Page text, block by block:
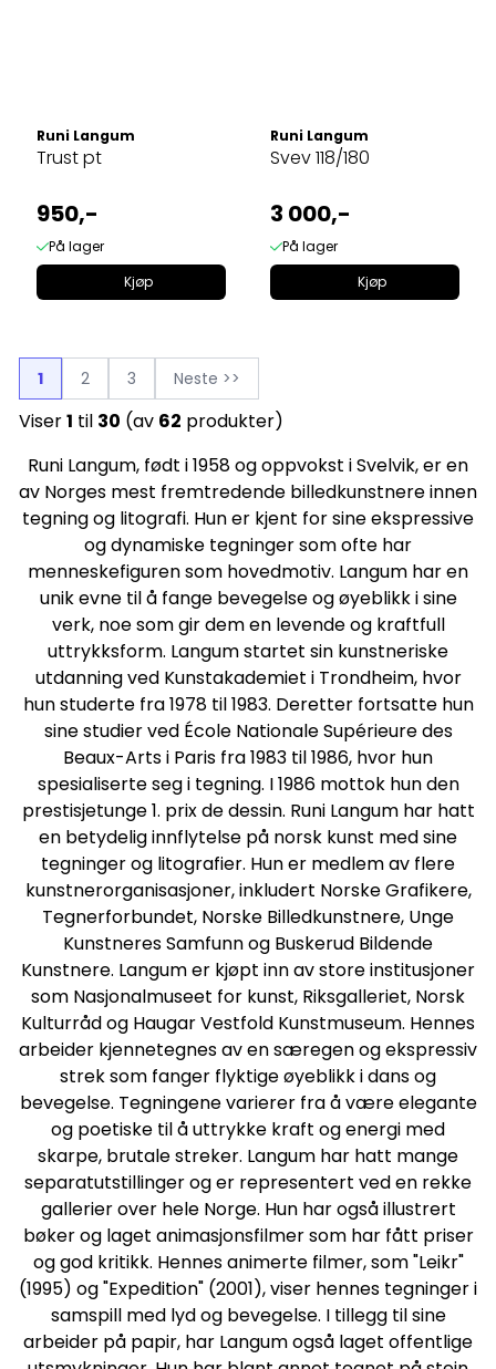
Runi Langum
Trust pt
950,-
På lager
Kjøp
Runi Langum
Svev 118/180
3 000,-
På lager
Kjøp
1 2 3 Neste >>
Viser1 til 30 (av 62 produkter)
Runi Langum, født i 1958 og oppvokst i Svelvik, er en
av Norges mest fremtredende billedkunstnere innen
tegning og litografi. Hun er kjent for sine ekspressive
og dynamiske tegninger som ofte har
menneskefiguren som hovedmotiv. Langum har en
unik evne til å fange bevegelse og øyeblikk i sine
verk, noe som gir dem en levende og kraftfull
uttrykksform. Langum startet sin kunstneriske
utdanning ved Kunstakademiet i Trondheim, hvor
hun studerte fra 1978 til 1983. Deretter fortsatte hun
sine studier ved École Nationale Supérieure des
Beaux-Arts i Paris fra 1983 til 1986, hvor hun
spesialiserte seg i tegning. I 1986 mottok hun den
prestisjetunge 1. prix de dessin. Runi Langum har hatt
en betydelig innflytelse på norsk kunst med sine
tegninger og litografier. Hun er medlem av flere
kunstnerorganisasjoner, inkludert Norske Grafikere,
Tegnerforbundet, Norske Billedkunstnere, Unge
Kunstneres Samfunn og Buskerud Bildende
Kunstnere. Langum er kjøpt inn av store institusjoner
som Nasjonalmuseet for kunst, Riksgalleriet, Norsk
Kulturråd og Haugar Vestfold Kunstmuseum. Hennes
arbeider kjennetegnes av en særegen og ekspressiv
strek som fanger flyktige øyeblikk i dans og
bevegelse. Tegningene varierer fra å være elegante
og poetiske til å uttrykke kraft og energi med
skarpe, brutale streker. Langum har hatt mange
separatutstillinger og er representert ved en rekke
gallerier over hele Norge. Hun har også illustrert
bøker og laget animasjonsfilmer som har fått priser
og god kritikk. Hennes animerte filmer, som "Leikr"
(1995) og "Expedition" (2001), viser hennes tegninger i
samspill med lyd og bevegelse. I tillegg til sine
arbeider på papir, har Langum også laget offentlige